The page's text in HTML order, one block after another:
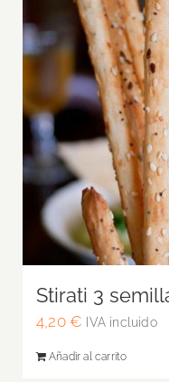
Stirati 3
4,20 € IVA incluido
Añadir al carrito